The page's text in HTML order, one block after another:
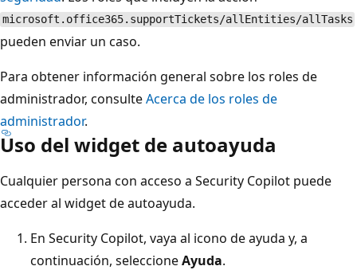
microsoft.office365.supportTickets/allEntities/allTasks
pueden enviar un caso.
Para obtener información general sobre los roles de
administrador, consulteAcerca de los roles de
administrador.
Uso del widget de autoayuda
Cualquier persona con acceso a Security Copilot puede
acceder al widget de autoayuda.
En Security Copilot, vaya al icono de ayuda y, a
continuación, seleccioneAyuda.